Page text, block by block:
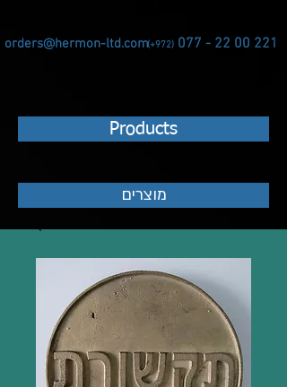
(+972) 077 - 22 00 221
orders@hermon-ltd.com
Products
מוצרים